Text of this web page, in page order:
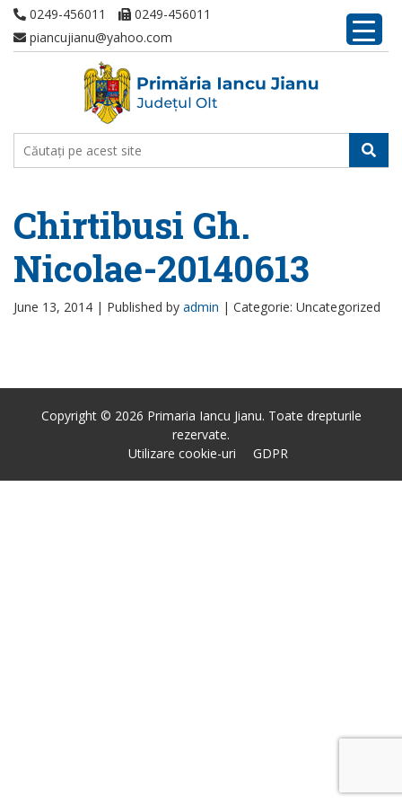
0249-456011
0249-456011
piancujianu@yahoo.com
Chirtibusi Gh.
Nicolae-20140613
June 13, 2014 | Published by admin | Categorie: Uncategorized
Copyright © 2026 Primaria Iancu Jianu. Toate drepturile
rezervate.
Utilizare cookie-uri
GDPR